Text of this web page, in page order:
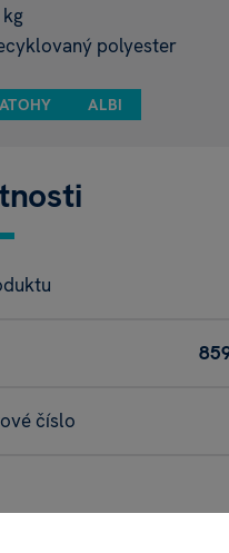
polyester
ALBI
číslo